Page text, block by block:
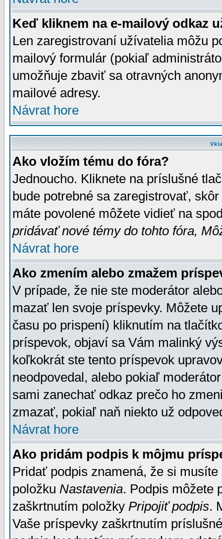
Keď kliknem na e-mailový odkaz
Len zaregistrovaní užívatelia môžu
mailový formulár (pokiaľ
umožňuje zbaviť sa otravných
mailové adresy.
Návrat hore
Ako vložím tému do fóra?
Jednoucho. Kliknete na príslušné
bude potrebné sa zaregistrovať,
máte povolené môžete vidieť na
pridávať nové témy do tohto fóra,
Návrat hore
Ako zmením alebo zmažem
V prípade, že nie ste moderátor
mazať len svoje príspevky. Môžete
času po prispení) kliknutím na
príspevok, objaví sa Vám malinký
koľkokrát ste tento príspevok
neodpovedal, alebo pokiaľ
sami zanechať odkaz prečo ho
zmazať, pokiaľ naň niekto už
Návrat hore
Ako pridám podpis k môjmu
Pridať podpis znamená, že si
položku Nastavenia. Podpis môžete
zaškrtnutím položky Pripojiť podpis.
Vaše príspevky zaškrtnutím